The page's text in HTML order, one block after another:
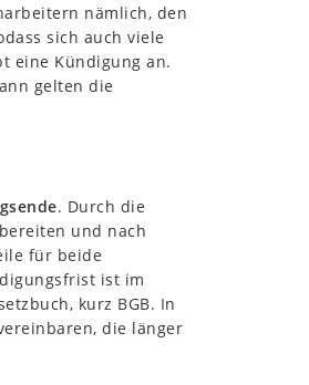
nämlich, den
sich auch viele
eine Kündigung an.
gelten die
. Durch die
und nach
für beide
ist im
kurz BGB. In
die länger